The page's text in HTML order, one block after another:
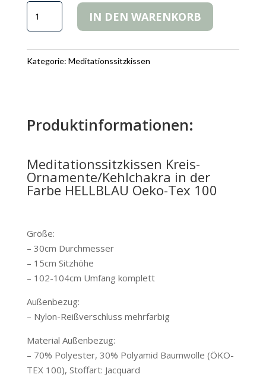
Meditationssitzkissen
Kreis-
HELLBLAU
Oeko-
IN DEN WARENKORB
Kategorie: Meditationssitzkissen
Produktinformationen:
Meditationssitzkissen Kreis-
Ornamente/Kehlchakra in der
Farbe HELLBLAU Oeko-Tex 100
Größe:
– 30cm Durchmesser
– 15cm Sitzhöhe
– 102-104cm Umfang komplett
Außenbezug:
– Nylon-Reißverschluss mehrfarbig
Material Außenbezug:
– 70% Polyester, 30% Polyamid Baumwolle (ÖKO-
TEX 100), Stoffart: Jacquard